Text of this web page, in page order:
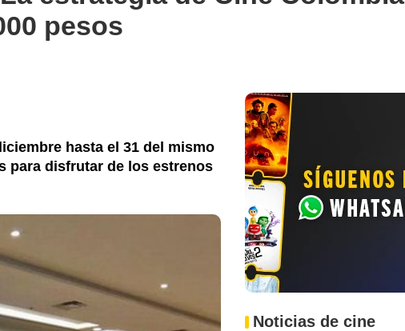
pesos
hasta el 31 del mismo
para disfrutar de los estrenos
Noticias de cine